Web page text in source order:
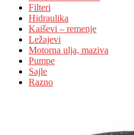
Filteri
Hidraulika
Kaiševi – remenje
Ležajevi
Motorna ulja, maziva
Pumpe
Sajle
Razno